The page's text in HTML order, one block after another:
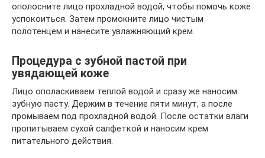
ополосните лицо прохладной водой, чтобы помочь коже
успокоиться. Затем промокните лицо чистым
полотенцем и нанесите увлажняющий крем.
Процедура с зубной пастой при
увядающей коже
Лицо ополаскиваем теплой водой и сразу же наносим
зубную пасту. Держим в течение пяти минут, а после
промываем под прохладной водой. После остатки влаги
пропитываем сухой салфеткой и наносим крем
питательного действия.